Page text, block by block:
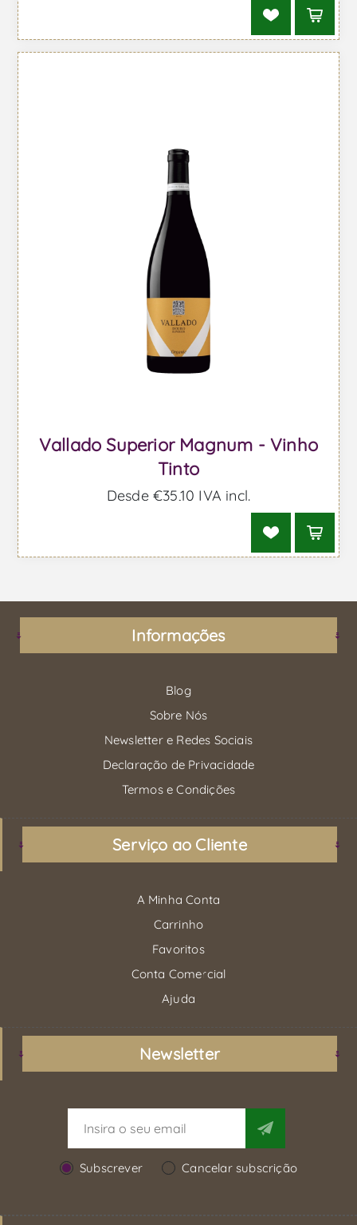
Vallado Superior Magnum - Vinho
Tinto
Desde €35,10 IVA incl.
Informações
Blog
Sobre Nós
Newsletter e Redes Sociais
Declaração de Privacidade
Termos e Condições
Serviço ao Cliente
A Minha Conta
Carrinho
Favoritos
Conta Comercial
Ajuda
Newsletter
Subscrever Cancelar subscrição